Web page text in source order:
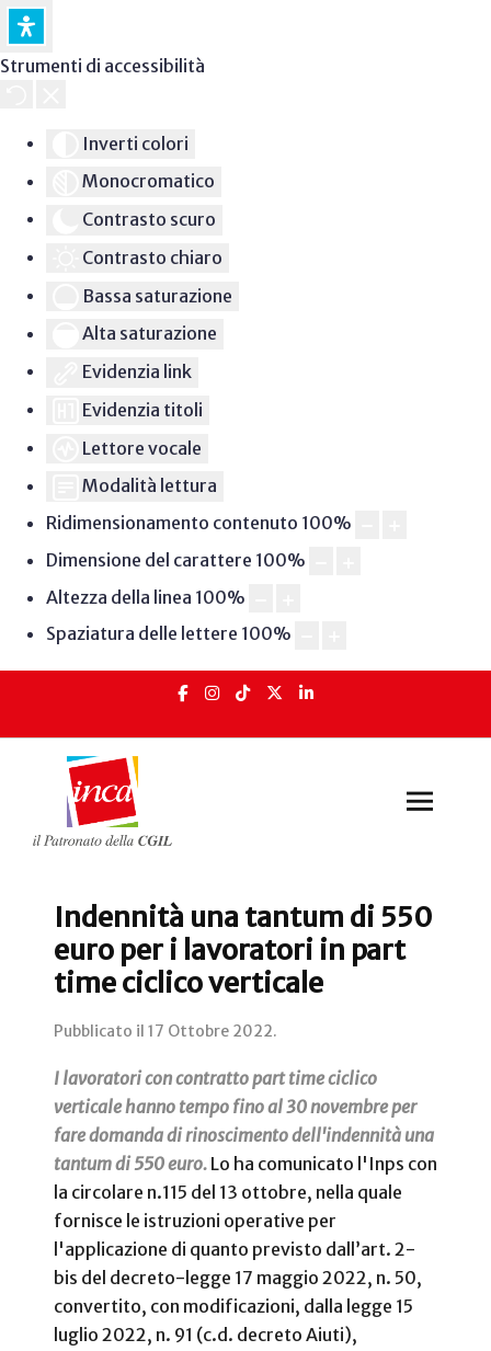
Strumenti di accessibilità
Inverti colori
Monocromatico
Contrasto scuro
Contrasto chiaro
Bassa saturazione
Alta saturazione
Evidenzia link
Evidenzia titoli
Lettore vocale
Modalità lettura
Ridimensionamento contenuto 100%
Dimensione del carattere 100%
Altezza della linea 100%
Spaziatura delle lettere 100%
Indennità una tantum di 550
euro per i lavoratori in part
time ciclico verticale
Pubblicato il 17 Ottobre 2022.
I lavoratori con contratto part time ciclico
verticale hanno tempo fino al 30 novembre per
fare domanda di rinoscimento dell'indennità una
tantum di 550 euro. Lo ha comunicato l'Inps con
la circolare n.115 del 13 ottobre, nella quale
fornisce le istruzioni operative per
l'applicazione di quanto previsto dall’art. 2-
bis del decreto-legge 17 maggio 2022, n. 50,
convertito, con modificazioni, dalla legge 15
luglio 2022, n. 91 (c.d. decreto Aiuti),